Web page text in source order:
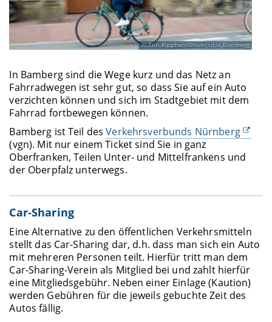
Tim Kipphan/Universität Bamberg
In Bamberg sind die Wege kurz und das Netz an
Fahrradwegen ist sehr gut, so dass Sie auf ein Auto
verzichten können und sich im Stadtgebiet mit dem
Fahrrad fortbewegen können.
Bamberg ist Teil desVerkehrsverbunds Nürnberg
(vgn). Mit nur einem Ticket sind Sie in ganz
Oberfranken, Teilen Unter- und Mittelfrankens und
der Oberpfalz unterwegs.
Car-Sharing
Eine Alternative zu den öffentlichen Verkehrsmitteln
stellt das Car-Sharing dar, d.h. dass man sich ein Auto
mit mehreren Personen teilt. Hierfür tritt man dem
Car-Sharing-Verein als Mitglied bei und zahlt hierfür
eine Mitgliedsgebühr. Neben einer Einlage (Kaution)
werden Gebühren für die jeweils gebuchte Zeit des
Autos fällig.